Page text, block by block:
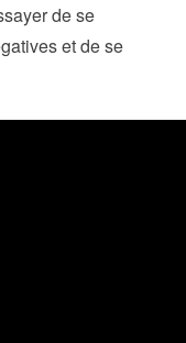
de se
et de se